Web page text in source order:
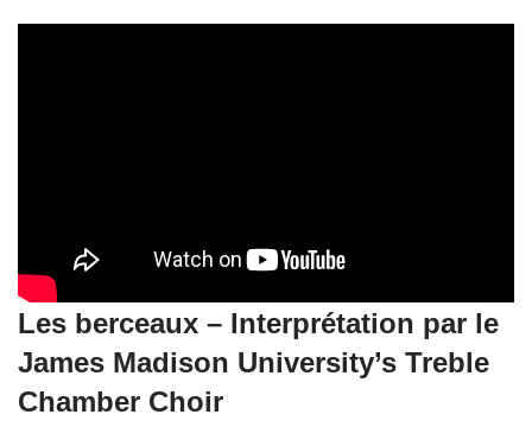
Les berceaux – Interprétation par le
James Madison University’s Treble
Chamber Choir